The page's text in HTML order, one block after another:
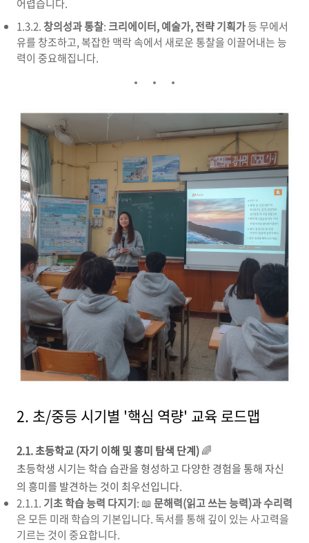
어렵습니다.
1.3.2. 창의성과 통찰:크리에이터, 예술가, 전략 기획가등 무에서
유를 창조하고, 복잡한 맥락 속에서 새로운 통찰을 이끌어내는 능
력이 중요해집니다.
2. 초/중등 시기별 '핵심 역량' 교육 로드맵
2.1. 초등학교 (자기 이해 및 흥미 탐색 단계)🌈
초등학생 시기는 학습 습관을 형성하고 다양한 경험을 통해 자신
의 흥미를 발견하는 것이 최우선입니다.
2.1.1. 기초 학습 능력 다지기: 📖 문해력(읽고 쓰는 능력)과 수리력
은 모든 미래 학습의 기본입니다. 독서를 통해 깊이 있는 사고력을
기르는 것이 중요합니다.